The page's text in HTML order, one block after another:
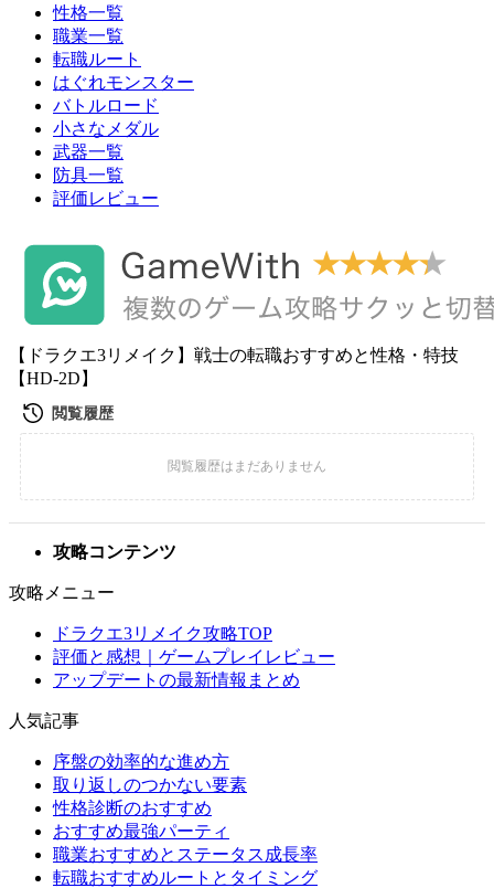
性格一覧
職業一覧
転職ルート
はぐれモンスター
バトルロード
小さなメダル
武器一覧
防具一覧
評価レビュー
【ドラクエ3リメイク】戦士の転職おすすめと性格・特技
【HD-2D】
攻略コンテンツ
攻略メニュー
ドラクエ3リメイク攻略TOP
評価と感想｜ゲームプレイレビュー
アップデートの最新情報まとめ
人気記事
序盤の効率的な進め方
取り返しのつかない要素
性格診断のおすすめ
おすすめ最強パーティ
職業おすすめとステータス成長率
転職おすすめルートとタイミング